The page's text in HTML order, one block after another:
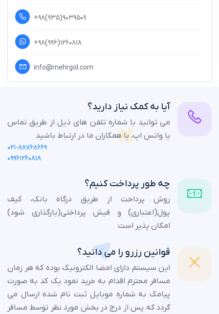
+۹۸(۹۳۵)۹۰۳۹۵۰۹
+۹۸(۹۹۶)۱۲۶۰۸۱۸
info@mehrgol.com
آیا به کمک نیاز دارید؟
می توانید با شماره تلفن های ذیل از طریق تماس
یا واتس اپ، با همکاران ما در ارتباط باشید
۰۲۱-۸۸۷۶۸۶۶۹
۰۹۹۶۱۲۶۰۸۱۸
چه طور پرداخت کنیم؟
روش پرداخت از طریق درگاه بانک، کیف
پول(اعتباری) و فیش پرداختی(بارگذاری شود)
امکان پذیر است
قوانین رزرو را می دانید؟
این سیستم دارای امضا الکترونیک بوده که هر زمان
مسافر محترم اقدام به خرید نمود یک کد به صورت
پیامک به شماره موبایل ثبت نام شده ارسال می
گردد که پس از درج در بخش مورد نظر توسط مسافر